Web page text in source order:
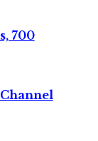
700